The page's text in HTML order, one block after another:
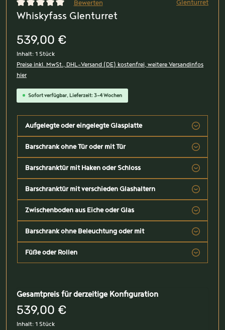
Durchschnittliche Bewertung von 0 von 5 Sternen
Bewerten Glenturret
Whiskyfass Glenturret
539,00 €
Inhalt: 1 Stück
Preise inkl. MwSt., DHL-Versand (DE) kostenfrei, weitere Versandinfos
hier
Sofort verfügbar, Lieferzeit: 3-4 Wochen
Aufgelegte oder eingelegte Glasplatte
Barschrank ohne Tür oder mit Tür
Barschranktür mit Haken oder Schloss
Barschranktür mit verschieden Glashaltern
Zwischenboden aus Eiche oder Glas
Barschrank ohne Beleuchtung oder mit
Füße oder Rollen
Gesamtpreis für derzeitige Konfiguration
539,00 €
Inhalt: 1 Stück